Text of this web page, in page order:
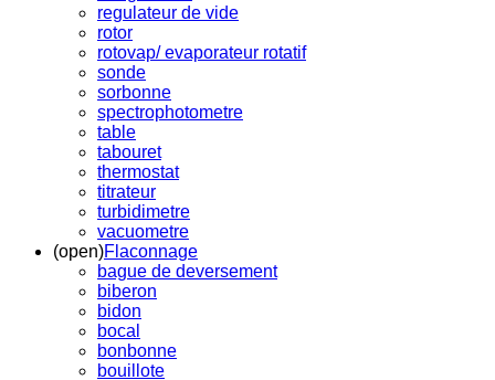
regulateur de vide
rotor
rotovap/ evaporateur rotatif
sonde
sorbonne
spectrophotometre
table
tabouret
thermostat
titrateur
turbidimetre
vacuometre
(open)Flaconnage
bague de deversement
biberon
bidon
bocal
bonbonne
bouillote